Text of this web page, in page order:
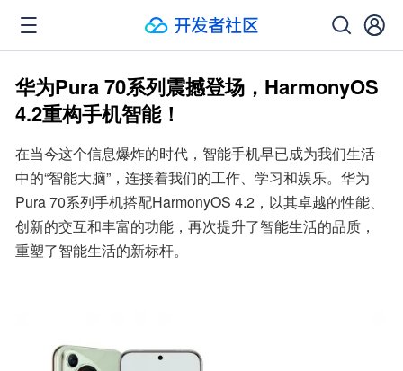
华为Pura 70系列震撼登场，HarmonyOS
4.2重构手机智能！
在当今这个信息爆炸的时代，智能手机早已成为我们生活
中的“智能大脑”，连接着我们的工作、学习和娱乐。华为
Pura 70系列手机搭配HarmonyOS 4.2，以其卓越的性能、
创新的交互和丰富的功能，再次提升了智能生活的品质，
重塑了智能生活的新标杆。